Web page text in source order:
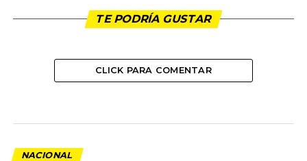
TE PODRÍA GUSTAR
CLICK PARA COMENTAR
NACIONAL